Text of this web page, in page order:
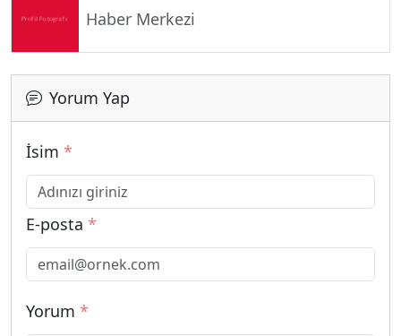
Haber Merkezi
Yorum Yap
İsim *
E-posta *
Yorum *